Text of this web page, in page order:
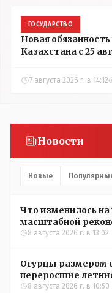
ГОСУДАРСТВО
Новая
Казахстана с 25
7 августа 2026 г. в 14:12
Новости
Новые
Что изменилось
масштабной
8 августа 2026 г. в 13:02
Огурцы размером
переросшие
зимой
8 августа 2026 г. в 10:50